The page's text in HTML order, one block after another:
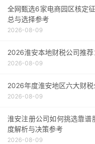
全网甄选6家电商园区核定
总与选择参考
2026-08-09
2026淮安本地财税公司推
2026-08-09
2026年度淮安地区六大财
2026-08-09
淮安注册公司如何挑选靠
度解析与决策参考
2026-08-09